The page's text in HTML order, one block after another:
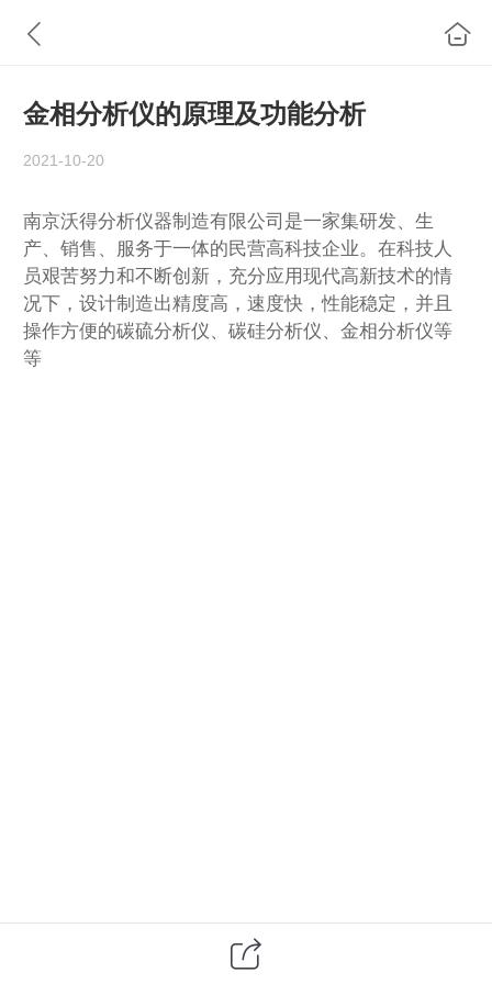
金相分析仪的原理及功能分析
2021-10-20
南京沃得分析仪器制造有限公司是一家集研发、生
产、销售、服务于一体的民营高科技企业。在科技人
员艰苦努力和不断创新，充分应用现代高新技术的情
况下，设计制造出精度高，速度快，性能稳定，并且
操作方便的碳硫分析仪、碳硅分析仪、金相分析仪等
等